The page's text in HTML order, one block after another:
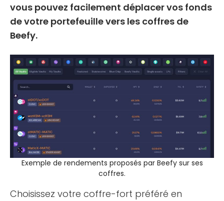
vous pouvez facilement déplacer vos fonds
de votre portefeuille vers les coffres de
Beefy.
Exemple de rendements proposés par Beefy sur ses
coffres.
Choisissez votre coffre-fort préféré en